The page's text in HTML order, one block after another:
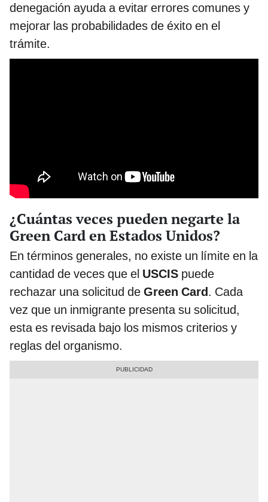
denegación ayuda a evitar errores comunes y
mejorar las probabilidades de éxito en el
trámite.
¿Cuántas veces pueden negarte la
Green Card en Estados Unidos?
En términos generales, no existe un límite en la
cantidad de veces que el USCIS puede
rechazar una solicitud de Green Card. Cada
vez que un inmigrante presenta su solicitud,
esta es revisada bajo los mismos criterios y
reglas del organismo.